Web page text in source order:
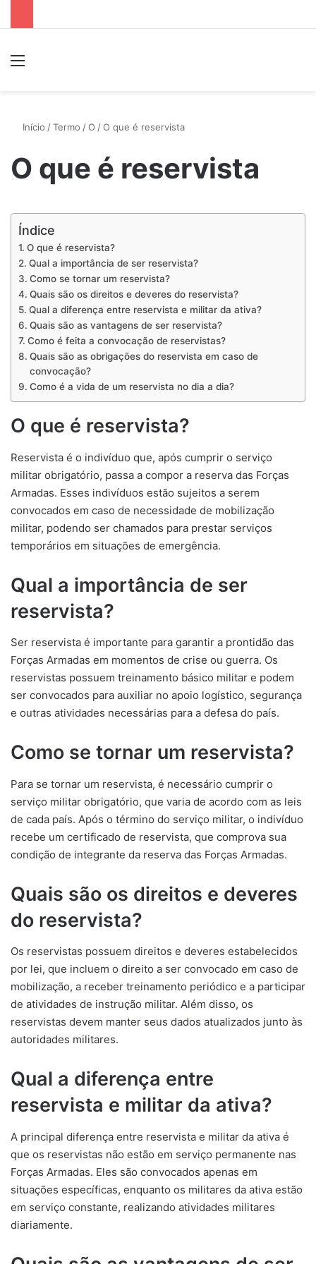
Início /Termo /O /O que é reservista
O que é reservista
Índice
O que é reservista?
Qual a importância de ser reservista?
Como se tornar um reservista?
Quais são os direitos e deveres do reservista?
Qual a diferença entre reservista e militar da ativa?
Quais são as vantagens de ser reservista?
Como é feita a convocação de reservistas?
Quais são as obrigações do reservista em caso de
convocação?
Como é a vida de um reservista no dia a dia?
O que é reservista?
Reservista é o indivíduo que, após cumprir o serviço
militar obrigatório, passa a compor a reserva das Forças
Armadas. Esses indivíduos estão sujeitos a serem
convocados em caso de necessidade de mobilização
militar, podendo ser chamados para prestar serviços
temporários em situações de emergência.
Qual a importância de ser
reservista?
Ser reservista é importante para garantir a prontidão das
Forças Armadas em momentos de crise ou guerra. Os
reservistas possuem treinamento básico militar e podem
ser convocados para auxiliar no apoio logístico, segurança
e outras atividades necessárias para a defesa do país.
Como se tornar um reservista?
Para se tornar um reservista, é necessário cumprir o
serviço militar obrigatório, que varia de acordo com as leis
de cada país. Após o término do serviço militar, o indivíduo
recebe um certificado de reservista, que comprova sua
condição de integrante da reserva das Forças Armadas.
Quais são os direitos e deveres
do reservista?
Os reservistas possuem direitos e deveres estabelecidos
por lei, que incluem o direito a ser convocado em caso de
mobilização, a receber treinamento periódico e a participar
de atividades de instrução militar. Além disso, os
reservistas devem manter seus dados atualizados junto às
autoridades militares.
Qual a diferença entre
reservista e militar da ativa?
A principal diferença entre reservista e militar da ativa é
que os reservistas não estão em serviço permanente nas
Forças Armadas. Eles são convocados apenas em
situações específicas, enquanto os militares da ativa estão
em serviço constante, realizando atividades militares
diariamente.